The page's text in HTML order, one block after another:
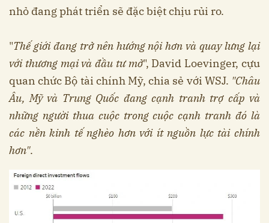
nhỏ đang phát triển sẽ đặc biệt chịu rủi ro.
"Thế giới đang trở nên hướng nội hơn và quay lưng lại
với thương mại và đầu tư mở", David Loevinger, cựu
quan chức Bộ tài chính Mỹ, chia sẻ với WSJ. "Châu
Âu, Mỹ và Trung Quốc đang cạnh tranh trợ cấp và
những người thua cuộc trong cuộc cạnh tranh đó là
các nền kinh tế nghèo hơn với ít nguồn lực tài chính
hơn".